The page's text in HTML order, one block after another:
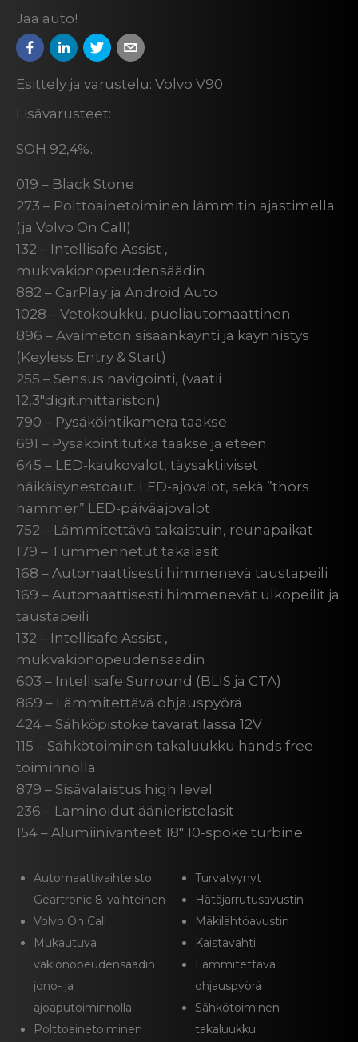
Jaa auto!
Esittely ja varustelu: Volvo V90
Lisävarusteet:
SOH 92,4%.
019 – Black Stone
273 – Polttoainetoiminen lämmitin ajastimella
(ja Volvo On Call)
132 – Intellisafe Assist ,
muk.vakionopeudensäädin
882 – CarPlay ja Android Auto
1028 – Vetokoukku, puoliautomaattinen
896 – Avaimeton sisäänkäynti ja käynnistys
(Keyless Entry & Start)
255 – Sensus navigointi, (vaatii
12,3″digit.mittariston)
790 – Pysäköintikamera taakse
691 – Pysäköintitutka taakse ja eteen
645 – LED-kaukovalot, täysaktiiviset
häikäisynestoaut. LED-ajovalot, sekä ”thors
hammer” LED-päiväajovalot
752 – Lämmitettävä takaistuin, reunapaikat
179 – Tummennetut takalasit
168 – Automaattisesti himmenevä taustapeili
169 – Automaattisesti himmenevät ulkopeilit ja
taustapeili
132 – Intellisafe Assist ,
muk.vakionopeudensäädin
603 – Intellisafe Surround (BLIS ja CTA)
869 – Lämmitettävä ohjauspyörä
424 – Sähköpistoke tavaratilassa 12V
115 – Sähkötoiminen takaluukku hands free
toiminnolla
879 – Sisävalaistus high level
236 – Laminoidut äänieristelasit
154 – Alumiinivanteet 18″ 10-spoke turbine
Automaattivaihteisto
Geartronic 8-vaihteinen
Volvo On Call
Mukautuva
vakionopeudensäädin
jono- ja
ajoaputoiminnolla
Polttoainetoiminen
Turvatyynyt
Hätäjarrutusavustin
Mäkilähtöavustin
Kaistavahti
Lämmitettävä
ohjauspyörä
Sähkötoiminen
takaluukku